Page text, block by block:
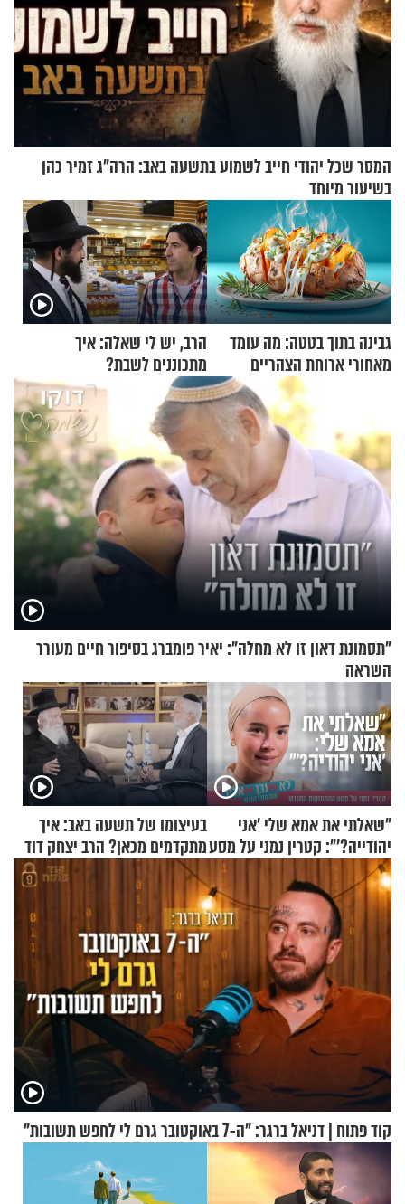
המסר שכל יהודי חייב לשמוע בתשעה באב: הרה"ג זמיר כהן
בשיעור מיוחד
גבינה בתוך בטטה: מה עומד
מאחורי ארוחת הצהריים
שכבשה את הרשת?
הרב, יש לי שאלה: איך
מתכוננים לשבת?
"תסמונת דאון זו לא מחלה": יאיר פומברג בסיפור חיים מעורר
השראה
"שאלתי את אמא שלי 'אני
יהודייה?'": קטרין נמני על מסע
ההתחזקות המרגש
בעיצומו של תשעה באב: איך
מתקדמים מכאן? הרב יצחק דוד
גרוסמן בשיחה מיוחדת
קוד פתוח | דניאל ברגר: "ה-7 באוקטובר גרם לי לחפש תשובות"